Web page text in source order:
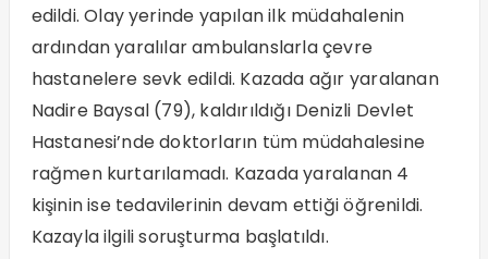
edildi. Olay yerinde yapılan ilk müdahalenin
ardından yaralılar ambulanslarla çevre
hastanelere sevk edildi. Kazada ağır yaralanan
Nadire Baysal (79), kaldırıldığı Denizli Devlet
Hastanesi’nde doktorların tüm müdahalesine
rağmen kurtarılamadı. Kazada yaralanan 4
kişinin ise tedavilerinin devam ettiği öğrenildi.
Kazayla ilgili soruşturma başlatıldı.